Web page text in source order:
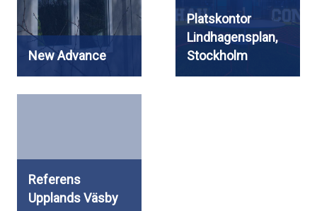
New Advance
Platskontor
Lindhagensplan,
Stockholm
Referens
Upplands Väsby